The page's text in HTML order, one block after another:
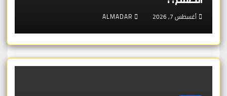
أغسطس 7, 2026 ALMADAR